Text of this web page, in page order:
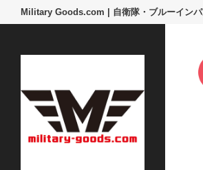
Military Goods.com | 自衛隊・ブルーイン